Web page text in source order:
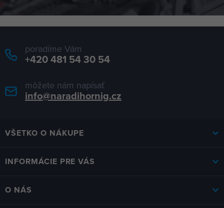
poradíme Vám
+420 481 54 30 54
môžete nám napísať
info@naradihornig.cz
VŠETKO O NÁKUPE
INFORMÁCIE PRE VÁS
O NÁS